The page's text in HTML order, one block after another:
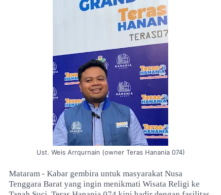
Ust. Weis Arrqurnain (owner Teras Hanania 074)
Mataram - Kabar gembira untuk masyarakat Nusa
Tenggara Barat yang ingin menikmati Wisata Religi ke